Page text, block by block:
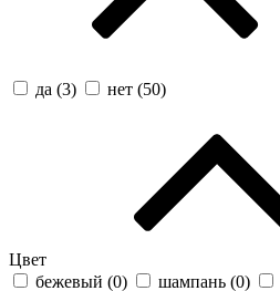
да (3) нет (50)
Цвет
бежевый (0) шампань (0)